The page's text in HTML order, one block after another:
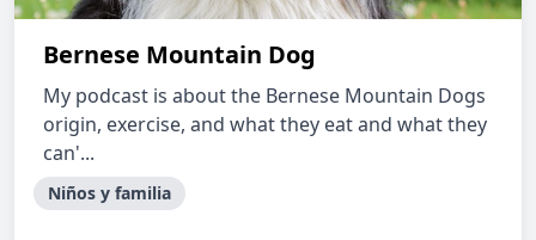
Bernese Mountain Dog
My podcast is about the Bernese Mountain Dogs
origin, exercise, and what they eat and what they
can'...
Niños y familia